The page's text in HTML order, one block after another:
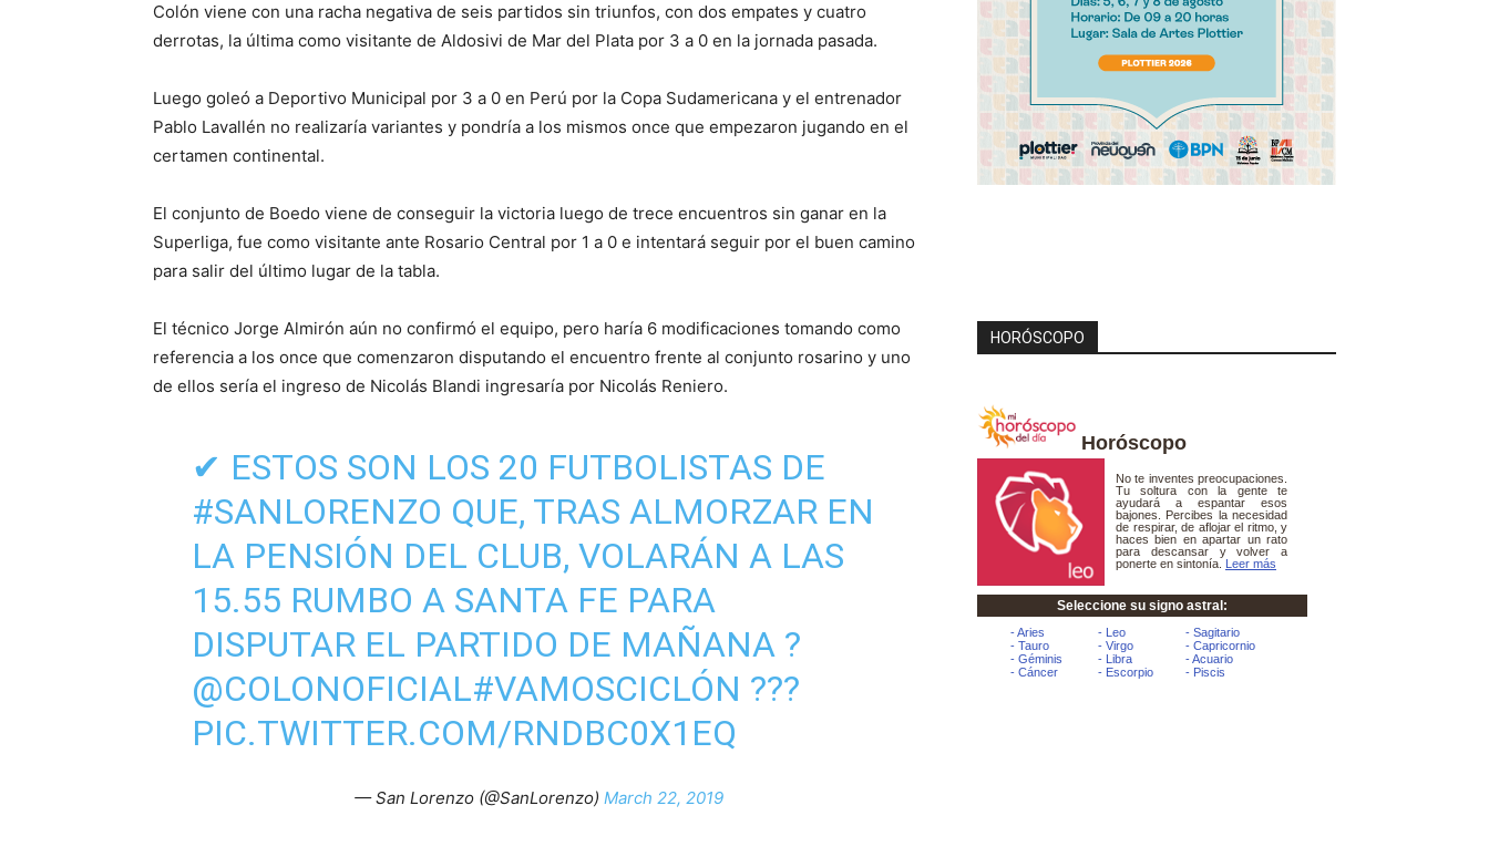
Colón viene con una racha negativa de seis partidos sin triunfos, con dos empates y cuatro
derrotas, la última como visitante de Aldosivi de Mar del Plata por 3 a 0 en la jornada pasada.
Luego goleó a Deportivo Municipal por 3 a 0 en Perú por la Copa Sudamericana y el entrenador
Pablo Lavallén no realizaría variantes y pondría a los mismos once que empezaron jugando en el
certamen continental.
El conjunto de Boedo viene de conseguir la victoria luego de trece encuentros sin ganar en la
Superliga, fue como visitante ante Rosario Central por 1 a 0 e intentará seguir por el buen camino
para salir del último lugar de la tabla.
El técnico Jorge Almirón aún no confirmó el equipo, pero haría 6 modificaciones tomando como
referencia a los once que comenzaron disputando el encuentro frente al conjunto rosarino y uno
de ellos sería el ingreso de Nicolás Blandi ingresaría por Nicolás Reniero.
✔ ESTOS SON LOS 20 FUTBOLISTAS DE
#SANLORENZO QUE, TRAS ALMORZAR EN
LA PENSIÓN DEL CLUB, VOLARÁN A LAS
15.55 RUMBO A SANTA FE PARA
DISPUTAR EL PARTIDO DE MAÑANA ?
@COLONOFICIAL#VAMOSCICLÓN ???
PIC.TWITTER.COM/RNDBC0X1EQ
— San Lorenzo (@SanLorenzo) March 22, 2019
HORÓSCOPO
Horóscopo